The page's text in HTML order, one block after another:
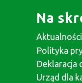
Na
Aktualności
Polityka
Deklaracja
Urząd dla